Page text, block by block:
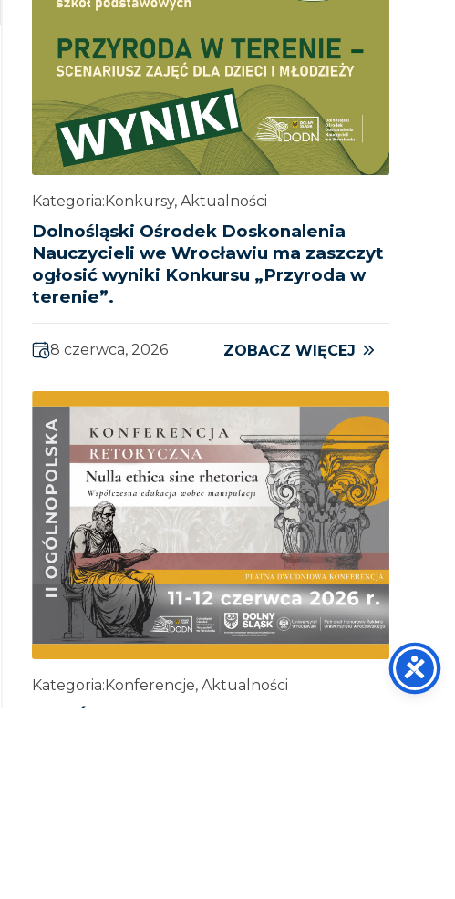
Kategoria: Konkursy, Aktualności
Dolnośląski Ośrodek Doskonalenia
Nauczycieli we Wrocławiu ma zaszczyt
ogłosić wyniki Konkursu „Przyroda w
terenie”.
8 czerwca, 2026 ZOBACZ WIĘCEJ
Kategoria: Konferencje, Aktualności
II OGÓLNOPOLSKA KONFERENCJA